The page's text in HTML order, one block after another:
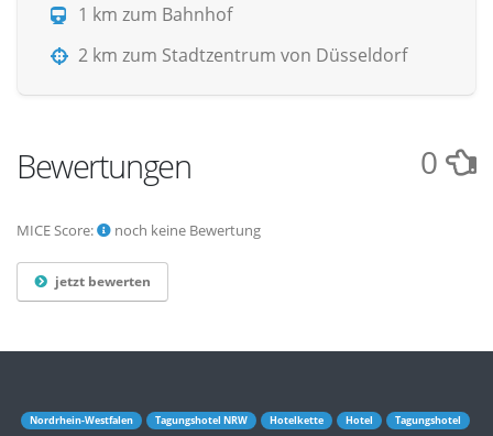
1 km zum Bahnhof
2 km zum Stadtzentrum von Düsseldorf
Bewertungen 0
MICE Score: noch keine Bewertung
jetzt bewerten
Nordrhein-Westfalen Tagungshotel NRW Hotelkette Hotel Tagungshotel